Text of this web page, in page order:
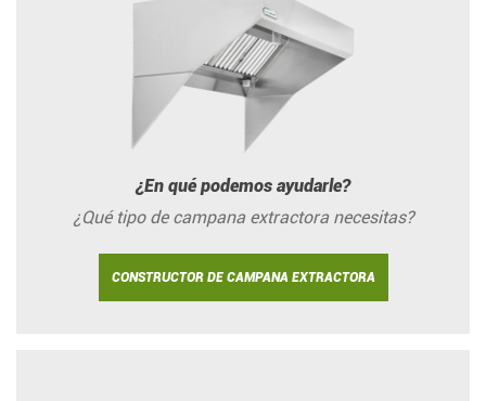
¿En qué podemos ayudarle?
¿Qué tipo de campana extractora necesitas?
CONSTRUCTOR DE CAMPANA EXTRACTORA